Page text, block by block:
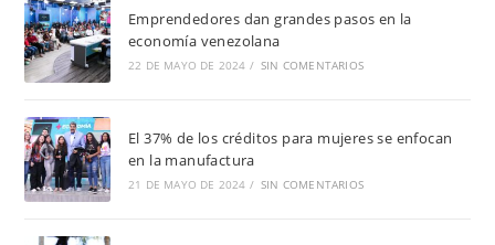
Emprendedores dan grandes pasos en la
economía venezolana
22 DE MAYO DE 2024 / SIN COMENTARIOS
El 37% de los créditos para mujeres se enfocan
en la manufactura
21 DE MAYO DE 2024 / SIN COMENTARIOS